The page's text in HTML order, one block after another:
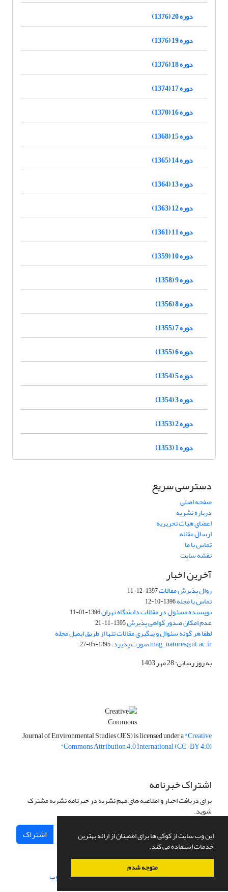
این وب سایت از کوکی ها برای اطمینان از ارائه بهترین
خدمات استفاده می کند.
متوجه شدم
دوره 20 (1376)
دوره 19 (1376)
دوره 18 (1376)
دوره 17 (1374)
دوره 16 (1370)
دوره 15 (1368)
دوره 14 (1365)
دوره 13 (1364)
دوره 12 (1363)
دوره 11 (1361)
دوره 10 (1359)
دوره 9 (1358)
دوره 8 (1356)
دوره 7 (1355)
دوره 6 (1355)
دوره 5 (1354)
دوره 3 (1354)
دوره 2 (1353)
دوره 1 (1353)
دسترسی سریع
صفحه اصلی
درباره نشریه
اعضای هیات تحریریه
ارسال مقاله
تماس با ما
نقشه سایت
آخرین اخبار
روال پذیرش مقالات1397-12-11
تماس با مجله1396-10-12
نویسنده مسئول در مقالات دانشگاه تهران1396-01-11
عدم امکان صدور گواهی پذیرش1395-11-21
لطفا هر گونه سئوال و پیگیری مقالات تنها از طریق ایمیل مجله
mag_natures@ut.ac.ir صورت پذیرد. 1395-05-27
به روز رسانی: 28 مهر 1403
Journal of Environmental Studies (JES) is licensed under a"Creative
Commons Attribution 4.0 International (CC-BY 4.0)"
اشتراک خبرنامه
برای دریافت اخبار و اطلاعیه های مهم نشریه در خبرنامه نشریه مشترک
شوید.
اشتراک
سامانه مدیریت نشریات علمی.طراحی و پیاده سازی از سیناوب